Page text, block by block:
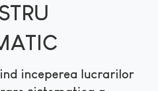
inceperea lucrarilor